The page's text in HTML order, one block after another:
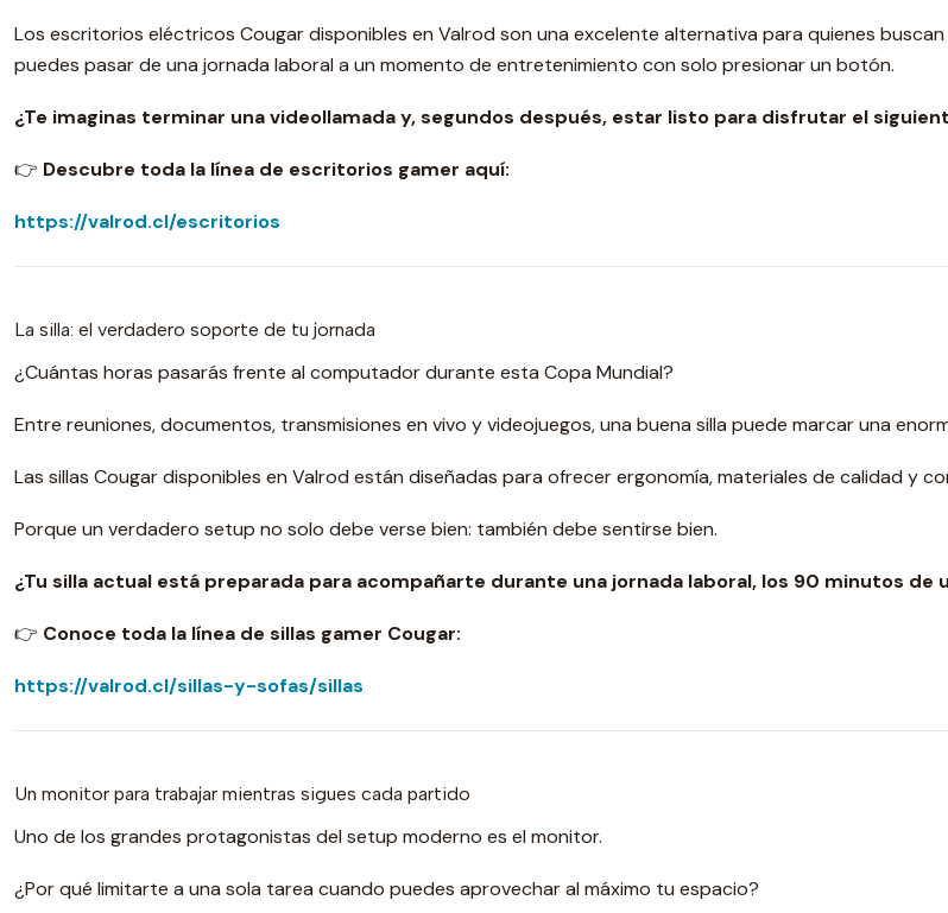
Los escritorios eléctricos Cougar disponibles en Valrod son una excelente alternativa para quienes
puedes pasar de una jornada laboral a un momento de entretenimiento con solo presionar un botón.
¿Te imaginas terminar una videollamada y, segundos después, estar listo para disfrutar el
👉 Descubre toda la línea de escritorios gamer aquí:
https://valrod.cl/escritorios
La silla: el verdadero soporte de tu jornada
¿Cuántas horas pasarás frente al computador durante esta Copa Mundial?
Entre reuniones, documentos, transmisiones en vivo y videojuegos, una buena silla puede marcar una
Las sillas Cougar disponibles en Valrod están diseñadas para ofrecer ergonomía, materiales de calidad y
Porque un verdadero setup no solo debe verse bien: también debe sentirse bien.
¿Tu silla actual está preparada para acompañarte durante una jornada laboral, los 90 minutos de
👉 Conoce toda la línea de sillas gamer Cougar:
https://valrod.cl/sillas-y-sofas/sillas
Un monitor para trabajar mientras sigues cada partido
Uno de los grandes protagonistas del setup moderno es el monitor.
¿Por qué limitarte a una sola tarea cuando puedes aprovechar al máximo tu espacio?